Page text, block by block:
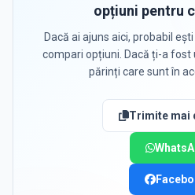
opțiuni pentru
Dacă ai ajuns aici, probabil
compari opțiuni. Dacă ți-a
părinți care sunt în
Trimite mai